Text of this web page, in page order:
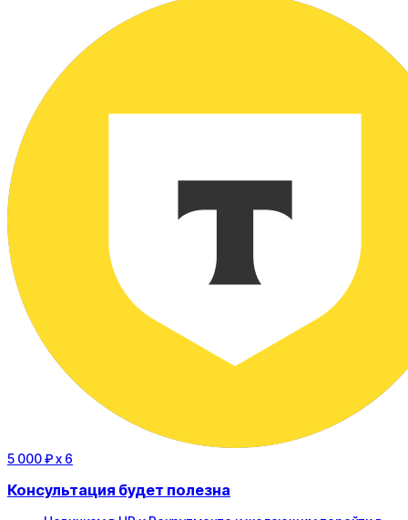
5 000 ₽x 6
Консультация будет полезна